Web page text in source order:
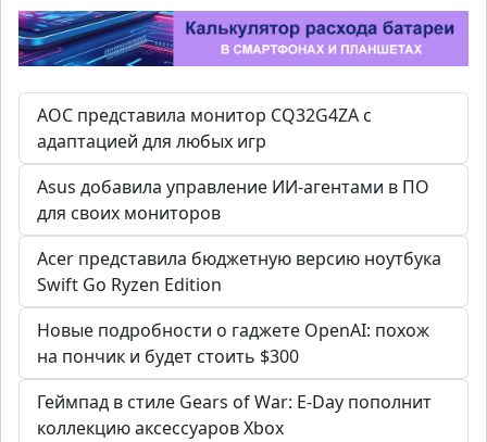
AOC представила монитор CQ32G4ZA с
адаптацией для любых игр
Asus добавила управление ИИ-агентами в ПО
для своих мониторов
Acer представила бюджетную версию ноутбука
Swift Go Ryzen Edition
Новые подробности о гаджете OpenAI: похож
на пончик и будет стоить $300
Геймпад в стиле Gears of War: E-Day пополнит
коллекцию аксессуаров Xbox